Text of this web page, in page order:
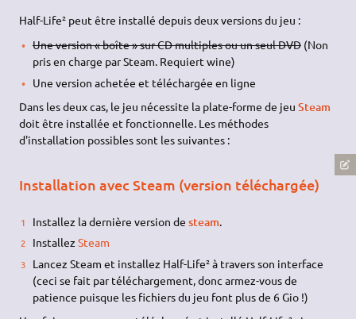
Half-Life² peut être installé depuis deux versions du jeu :
Une version « boîte » sur CD multiples ou un seul DVD(Non
pris en charge par Steam. Requiert wine)
Une version achetée et téléchargée en ligne
Dans les deux cas, le jeu nécessite la plate-forme de jeuSteam
doit être installée et fonctionnelle. Les méthodes
d'installation possibles sont les suivantes :
Installation avec Steam (version téléchargée)
Installez la dernière version de steam.
Installez Steam
Lancez Steam et installez Half-Life² à travers son interface
(ceci se fait par téléchargement, donc armez-vous de
patience puisque les fichiers du jeu font plus de 6 Gio !)